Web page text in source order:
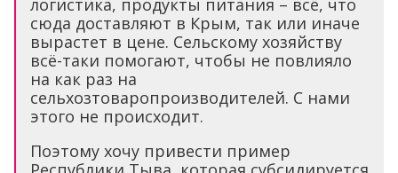
логистика, продукты питания – всё, что
сюда доставляют в Крым, так или иначе
вырастет в цене. Сельскому хозяйству
всё-таки помогают, чтобы не повлияло
на как раз на
сельхозтоваропроизводителей. С нами
этого не происходит.
Поэтому хочу привести пример